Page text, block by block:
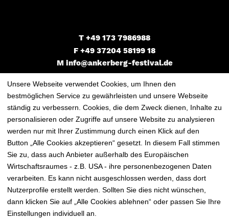
T +49 173 7986988
F +49 37204 58199 18
M info@ankerberg-festival.de
DE EN
Impressum Datenschutz AGB
Cookie-Einstellungen
Unsere Webseite verwendet Cookies, um Ihnen den
bestmöglichen Service zu gewährleisten und unsere Webseite
ständig zu verbessern. Cookies, die dem Zweck dienen, Inhalte zu
personalisieren oder Zugriffe auf unsere Website zu analysieren
werden nur mit Ihrer Zustimmung durch einen Klick auf den
Button „Alle Cookies akzeptieren“ gesetzt. In diesem Fall stimmen
Sie zu, dass auch Anbieter außerhalb des Europäischen
Wirtschaftsraumes - z.B. USA - ihre personenbezogenen Daten
verarbeiten. Es kann nicht ausgeschlossen werden, dass dort
Nutzerprofile erstellt werden. Sollten Sie dies nicht wünschen,
dann klicken Sie auf „Alle Cookies ablehnen“ oder passen Sie Ihre
Einstellungen individuell an.